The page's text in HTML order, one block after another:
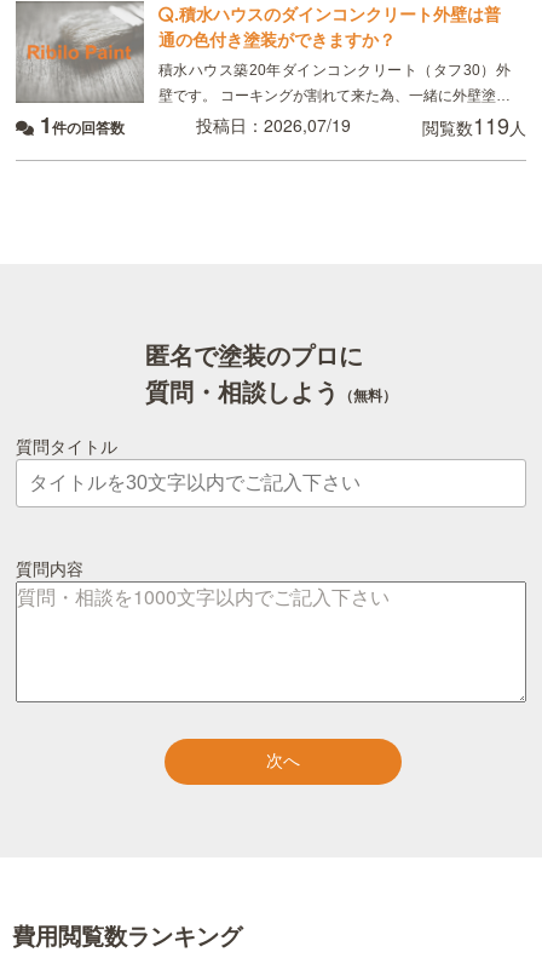
匿名で塗装のプロに
質問・相談しよう （無料）
質問タイトル
質問内容
費用閲覧数ランキング
.積水ハウスのダインコンクリート外壁は普
通の色付き塗装ができますか？
積水ハウス築20年ダインコンクリート（タフ30）外
壁です。 コーキングが割れて来た為、一緒に外壁塗装
を検討しています。 地元の塗装屋に依頼したいのです
1件の回答数 投稿日：2026,07/19 閲覧数119人